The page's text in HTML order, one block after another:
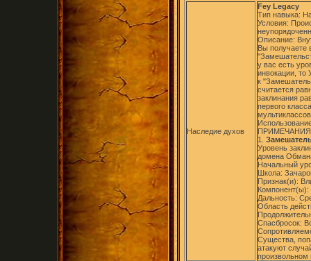
Наследие духов
Fey Legacy
Тип навыка:
Условия:
Описание:
Вы получаете
у вас есть
инвокации, то
к
считается
заклинания
первого
1.
Уровень
домена
Начальный
Школа:
Признак(и):
Компонент(ы):
Дальность:
Область
Спасбросок:
Существа,
атакуют
произвольном